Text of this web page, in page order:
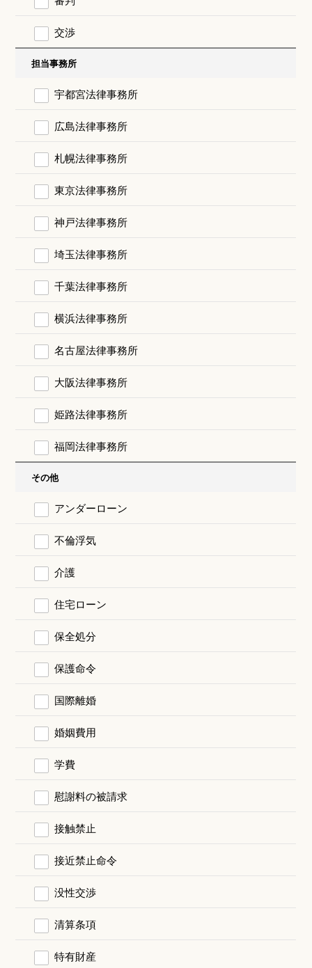
交渉
担当事務所
宇都宮法律事務所
広島法律事務所
札幌法律事務所
東京法律事務所
神戸法律事務所
埼玉法律事務所
千葉法律事務所
横浜法律事務所
名古屋法律事務所
大阪法律事務所
姫路法律事務所
福岡法律事務所
その他
アンダーローン
不倫浮気
介護
住宅ローン
保全処分
保護命令
国際離婚
婚姻費用
学費
慰謝料の被請求
接触禁止
接近禁止命令
没性交渉
清算条項
特有財産